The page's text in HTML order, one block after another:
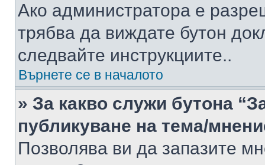
Ако администратора е
трябва да виждате бутон
следвайте инструкциите..
Върнете се в началото
» За какво служи бутона
публикуване на тема/
Позволява ви да запазите